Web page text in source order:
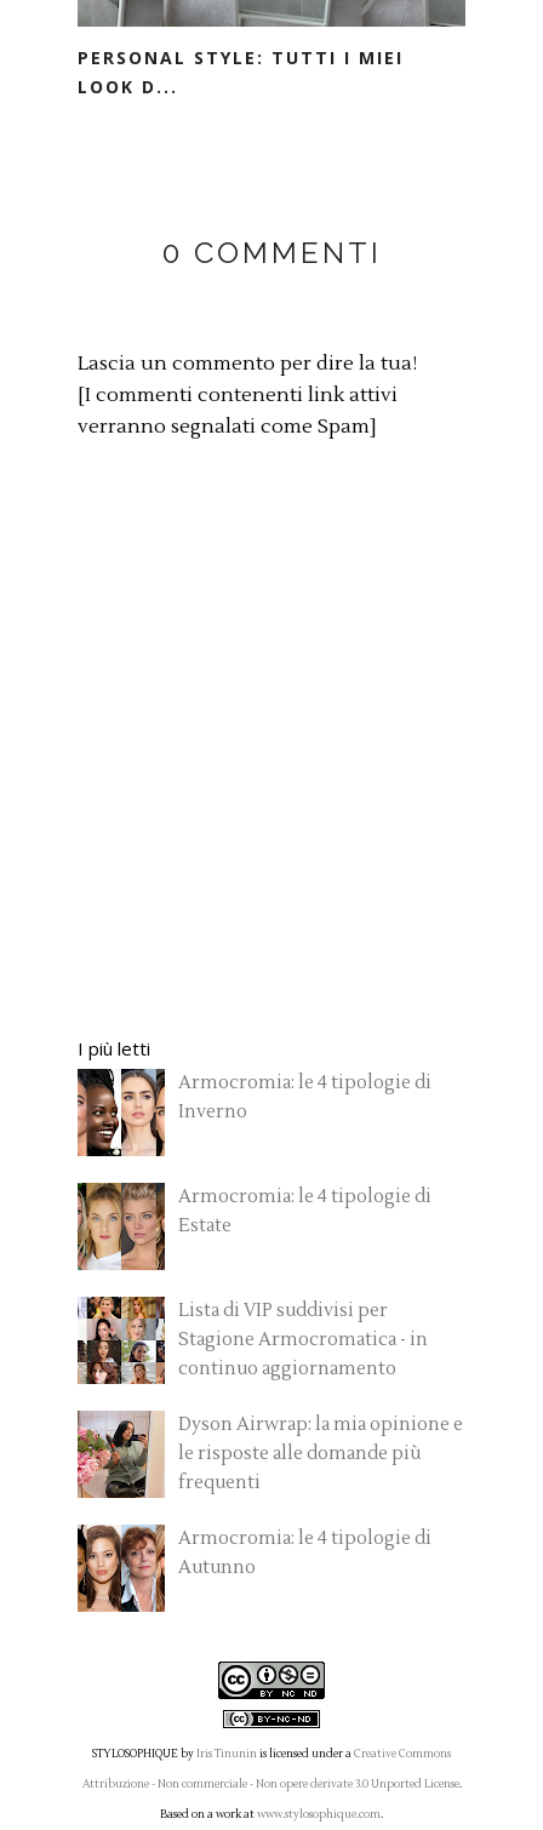
PERSONAL STYLE: TUTTI I MIEI
LOOK D...
0 COMMENTI
Lascia un commento per dire la tua!
[I commenti contenenti link attivi
verranno segnalati come Spam]
I più letti
Armocromia: le 4 tipologie di
Inverno
Armocromia: le 4 tipologie di
Estate
Lista di VIP suddivisi per
Stagione Armocromatica - in
continuo aggiornamento
Dyson Airwrap: la mia opinione e
le risposte alle domande più
frequenti
Armocromia: le 4 tipologie di
Autunno
STYLOSOPHIQUE byIris Tinuninis licensed under aCreative Commons
Attribuzione - Non commerciale - Non opere derivate 3.0 Unported License.
Based on a work atwww.stylosophique.com.